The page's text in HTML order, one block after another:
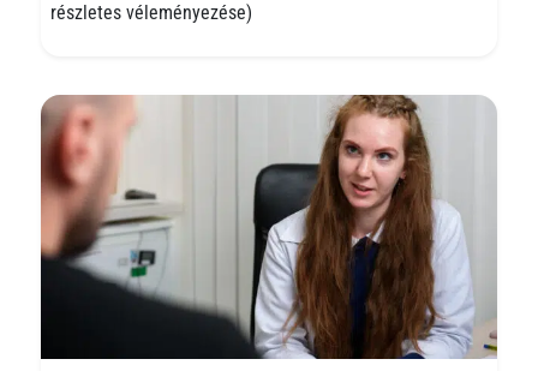
részletes véleményezése)